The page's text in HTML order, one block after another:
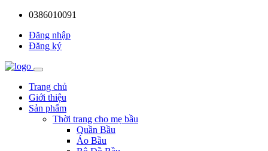
0386010091
Đăng nhập
Đăng ký
Trang chủ
Giới thiệu
Sản phẩm
Thời trang cho mẹ bầu
Quần Bầu
Áo Bầu